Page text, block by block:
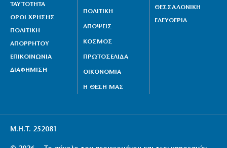
ΤΑΥΤΟΤΗΤΑ
ΟΡΟΙ ΧΡΗΣΗΣ
ΠΟΛΙΤΙΚΗ
ΑΠΟΡΡΗΤΟΥ
ΕΠΙΚΟΙΝΩΝΙΑ
ΔΙΑΦΗΜΙΣΗ
ΠΟΛΙΤΙΚΗ
ΑΠΟΨΕΙΣ
ΚΟΣΜΟΣ
ΠΡΩΤΟΣΕΛΙΔΑ
ΟΙΚΟΝΟΜΙΑ
Η ΘΕΣΗ ΜΑΣ
ΘΕΣΣΑΛΟΝΙΚΗ
ΕΛΕΥΘΕΡΙΑ
Μ.Η.Τ. 252081